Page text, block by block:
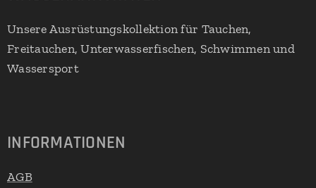
Unsere Ausrüstungskollektion für Tauchen,
Freitauchen, Unterwasserfischen, Schwimmen und
Wassersport
INFORMATIONEN
AGB